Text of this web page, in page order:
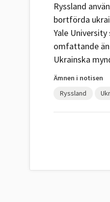
Ryssland
bortförda
Yale
omfattande
Ukrainska
Ämnen i notisen
Ryssland